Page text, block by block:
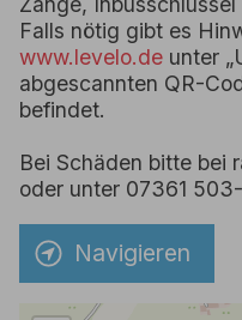
Falls nötig gibt es
www.levelo.deunter
abgescannten QR-
befindet.
Bei Schäden bitte bei
oder unter 07361
Navigieren